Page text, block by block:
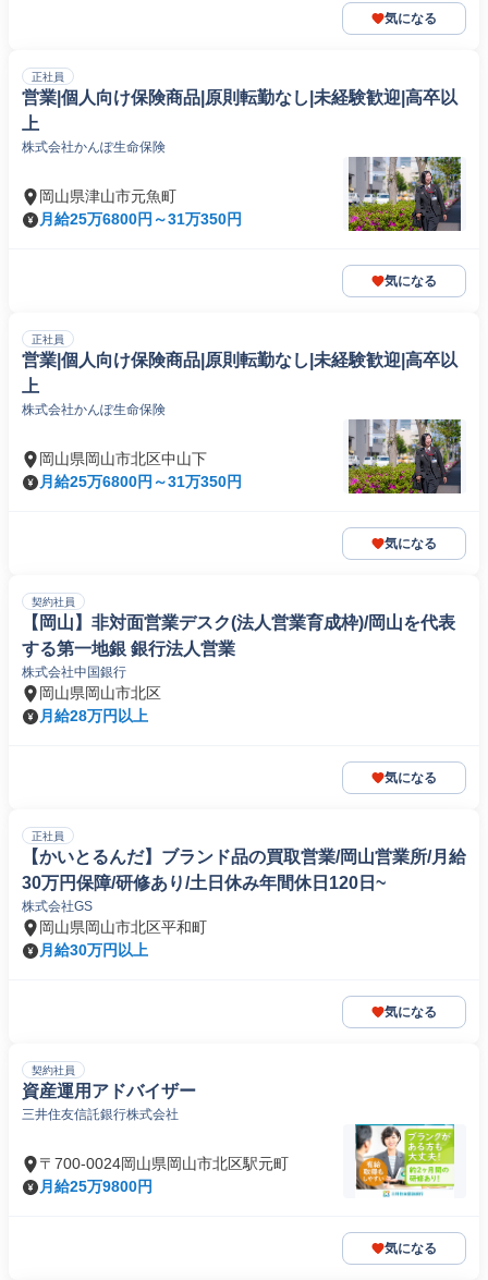
気になる
正社員
営業|個人向け保険商品|原則転勤なし|未経験歓迎|高卒以
上
株式会社かんぽ生命保険
岡山県津山市元魚町
月給25万6800円～31万350円
気になる
正社員
営業|個人向け保険商品|原則転勤なし|未経験歓迎|高卒以
上
株式会社かんぽ生命保険
岡山県岡山市北区中山下
月給25万6800円～31万350円
気になる
契約社員
【岡山】非対面営業デスク(法人営業育成枠)/岡山を代表
する第一地銀 銀行法人営業
株式会社中国銀行
岡山県岡山市北区
月給28万円以上
気になる
正社員
【かいとるんだ】ブランド品の買取営業/岡山営業所/月給
30万円保障/研修あり/土日休み年間休日120日~
株式会社GS
岡山県岡山市北区平和町
月給30万円以上
気になる
契約社員
資産運用アドバイザー
三井住友信託銀行株式会社
〒700-0024岡山県岡山市北区駅元町
月給25万9800円
気になる